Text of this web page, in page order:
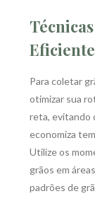
Para coletar
otimizar sua
reta, evitando
economiza
Utilize os
grãos em
padrões de